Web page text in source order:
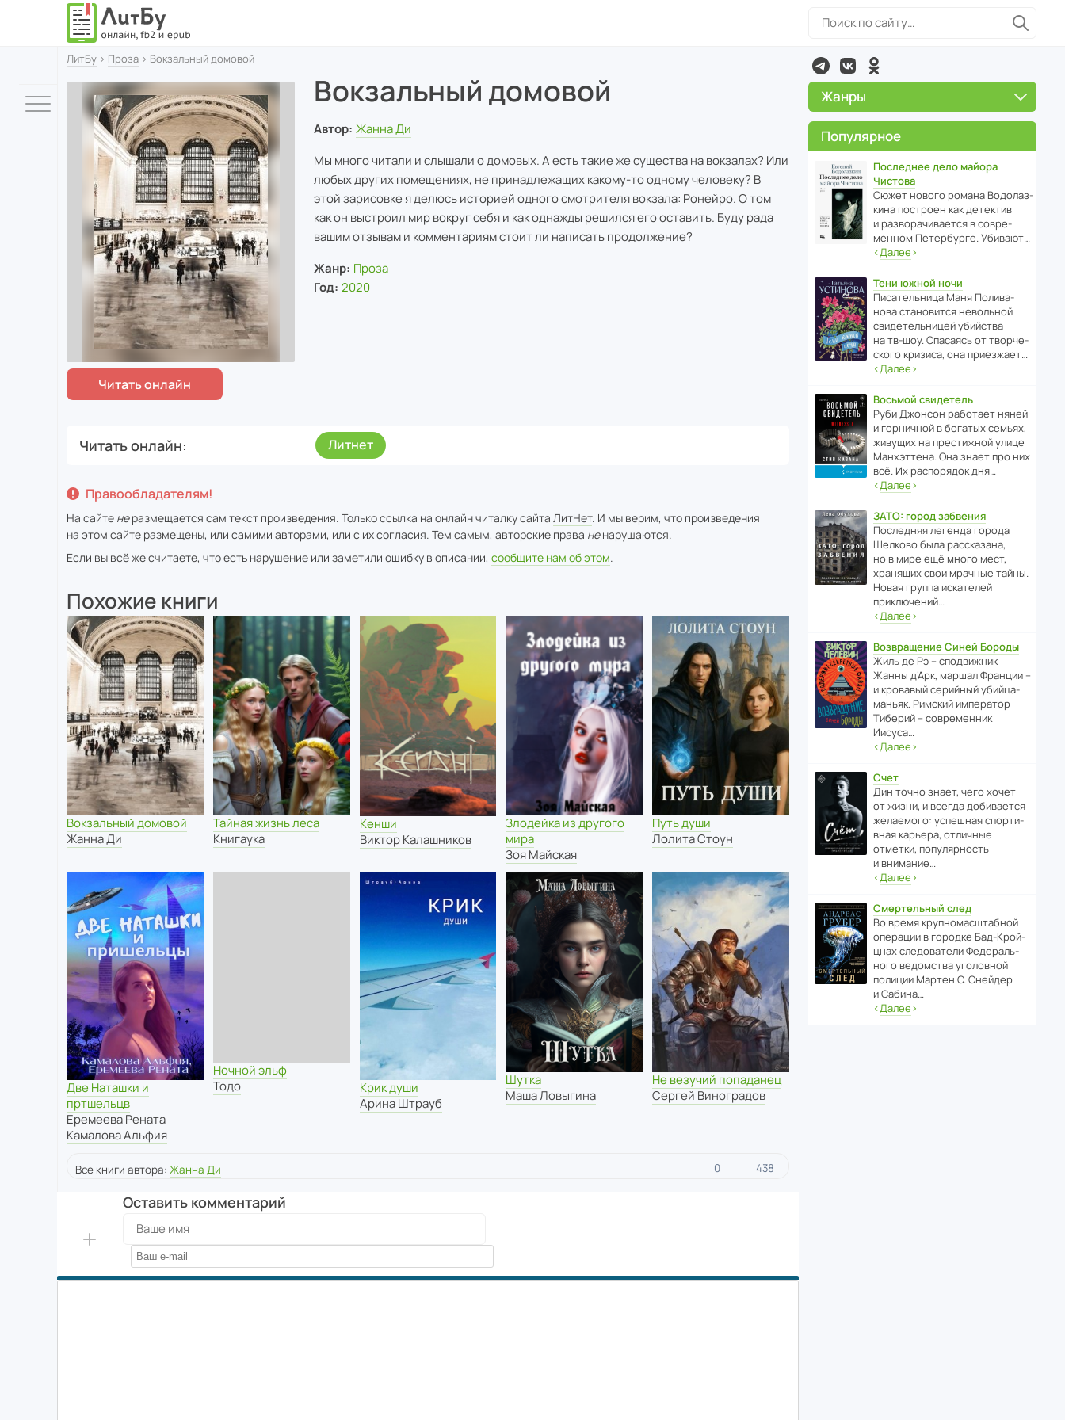
ЛитБу › Проза › Вокзальный домовой
Вокзальный домовой
Автор: Жанна Ди
Мы много читали и слышали о домовых. А есть такие же существа на вокзалах? Или
любых других помещениях, не принадлежащих какому-то одному человеку? В
этой зарисовке я делюсь историей одного смотрителя вокзала: Ронейро. О том
как он выстроил мир вокруг себя и как однажды решился его оставить. Буду рада
вашим отзывам и комментариям стоит ли написать продолжение?
Жанр: Проза
Год: 2020
Читать онлайн Литнет
Правообладателям!
На сайте неразмещается сам текст произведения. Только ссылка на онлайн читалку сайта ЛитНет. И мы верим, что произведения
на этом сайте размещены, или самими авторами, или с их согласия. Тем самым, авторские права ненарушаются.
Если вы всё же считаете, что есть нарушение или заметили ошибку в описании, сообщите нам об этом.
Похожие книги
Вокзальный домовой
Жанна Ди
Тайная жизнь леса
Книгаука
Кенши
Виктор Калашников
Злодейка из другого
мира
Зоя Майская
Путь души
Лолита Стоун
Две Наташки и
пртшельцв
Еремеева Рената
Камалова Альфия
Ночной эльф
Тодо
Крик души
Арина Штрауб
Шутка
Маша Ловыгина
Не везучий попаданец
Сергей Виноградов
Все книги автора: Жанна Ди 0 438
Оставить комментарий
Жанры
Популярное
Последнее дело майора
Чистова
Сюжет нового романа Водо­ла­з­
кина пост­роен как дете­ктив
и разво­ра­чи­ва­ется в совре­
менном Пете­р­бурге. Убивают…
‹Далее›
Тени южной ночи
Писа­тель­ница Маня Поли­ва­
нова стано­вится невольной
свиде­тель­ницей убийства
на тв-шоу. Спасаясь от твор­че­
с­кого кризиса, она приезжает…
‹Далее›
Восьмой свидетель
Руби Джонсон рабо­тает няней
и горни­чной в богатых семьях,
живущих на прес­ти­жной улице
Манх­эт­тена. Она знает про них
всё. Их распо­рядок дня…
‹Далее›
ЗАТО: город забвения
После­дняя легенда города
Шелково была расска­зана,
но в мире ещё много мест,
хранящих свои мрачные тайны.
Новая группа иска­телей
приключений…
‹Далее›
Возвращение Синей Бороды
Жиль де Рэ – спод­ви­жник
Жанны д’Арк, маршал Франции –
и кровавый серийный убийца-
маньяк. Римский импе­ратор
Тиберий – совре­менник
Иисуса…
‹Далее›
Счет
Дин точно знает, чего хочет
от жизни, и всегда доби­ва­ется
жела­е­мого: успе­шная спор­ти­
вная карьера, отли­чные
отметки, попу­ля­р­ность
и внимание…
‹Далее›
Смертельный след
Во время круп­но­мас­ш­та­бной
операции в городке Бад‑Крой­
цнах следо­ва­тели Феде­раль­
ного ведомства уголо­вной
полиции Мартен С. Снейдер
и Сабина…
‹Далее›